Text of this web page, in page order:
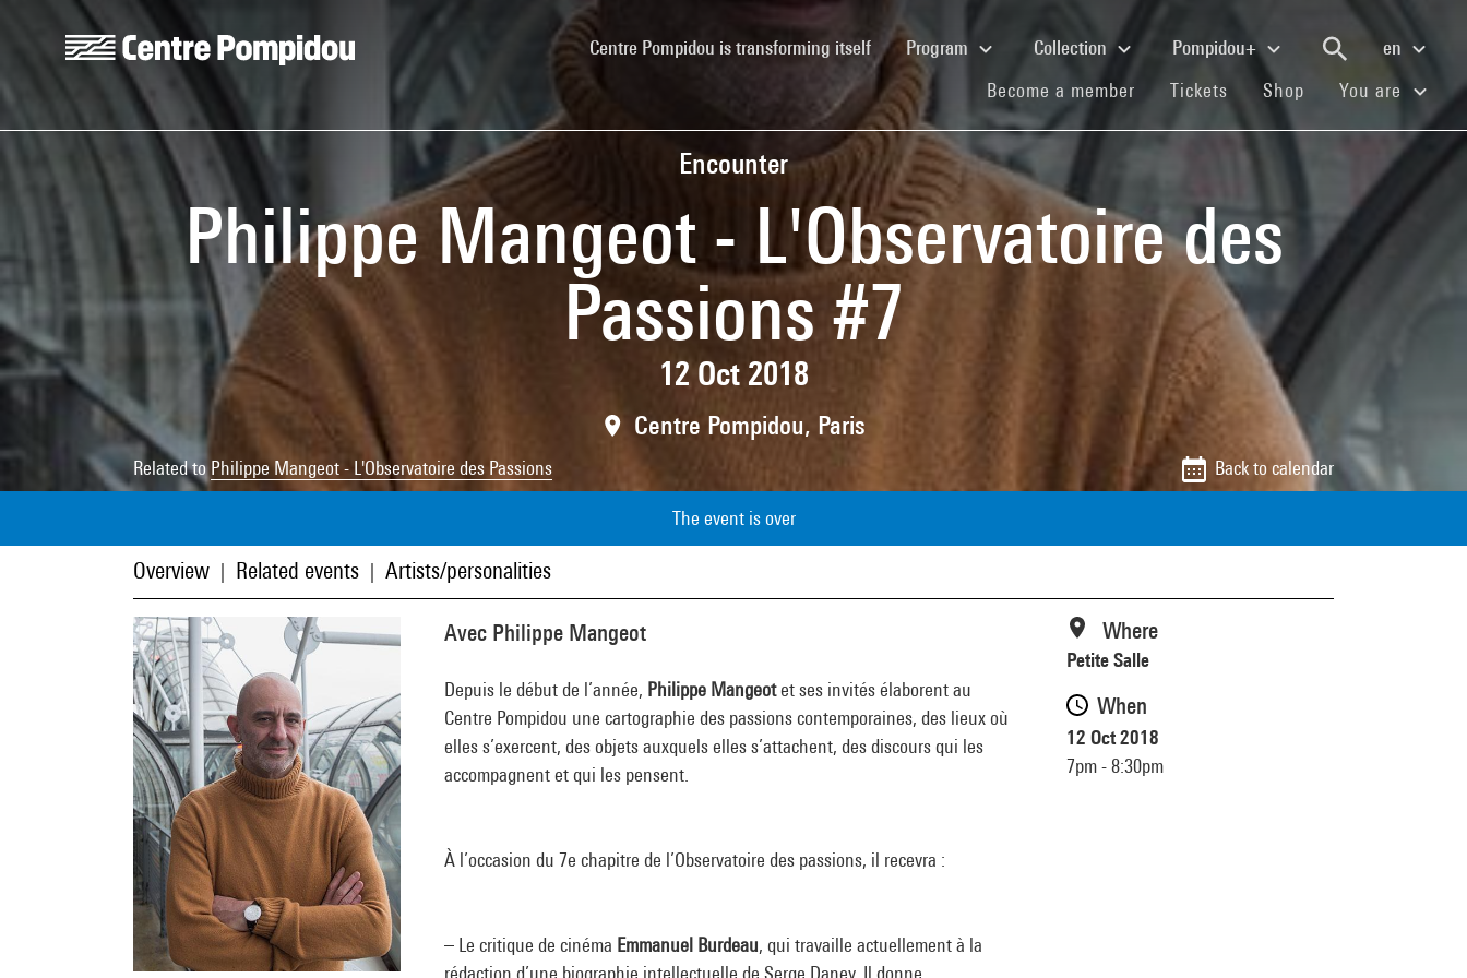
Skip to main content
Centre Pompidou
Centre Pompidou is transforming itself(current)Program Collection Pompidou+
en
Become a member (current)
Tickets (current)
Shop (current)You are
Encounter
Philippe Mangeot - L'Observatoire des
Passions #7
12 Oct 2018
Centre Pompidou, Paris
Related toPhilippe Mangeot - L'Observatoire des Passions Back to calendar
The event is over
Overview Related events Artists/personalities
Avec Philippe Mangeot
Depuis le début de l’année, Philippe Mangeotet ses invités élaborent au
Centre Pompidou une cartographie des passions contemporaines, des lieux où
elles s’exercent, des objets auxquels elles s’attachent, des discours qui les
accompagnent et qui les pensent.
À l’occasion du 7e chapitre de l’Observatoire des passions, il recevra :
– Le critique de cinéma Emmanuel Burdeau, qui travaille actuellement à la
rédaction d’une biographie intellectuelle de Serge Daney. Il donne
Where
Petite Salle
When
12 Oct 2018
7pm - 8:30pm